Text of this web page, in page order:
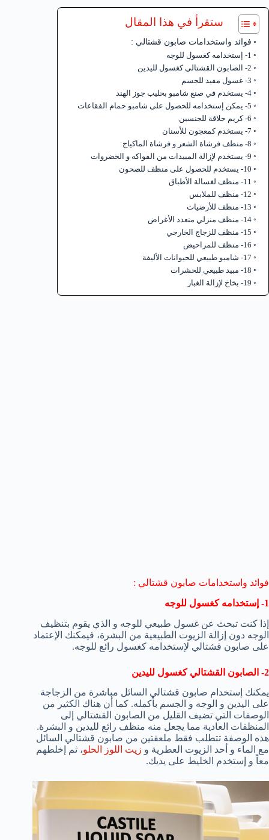
ستقرأ في هذا المقال
فوائد واستخدامات صابون قشتالي :
1- إستخدامه كغسول للوجه
2- الصابون القشتالي كغسول لليدين
3- غسول مفيد للجسم
4- يستخدم في صنع شامبو بحليب جوز الهند
5- يمكن إستخدامه للحصول على شامبو حمام الفقاعات
6- كريم حلاقة للجنسين
7- يستخدم كمعجون للأسنان
8- منظف فرشاة الشعر و فرشاة الماكياج
9- يستخدم لإزالة المبيدات من الفواكه و الخضروات
10- يستخدم للحصول على منظف للصحون
11- منظف لغسالة الأطباق
12- منظف للملابس
13- منظف للأرضيات
14- منظف منزلي متعدد الأغراض
15- منظف للزجاج الخارجي
16- منظف للمراحيض
17- شامبو طبيعي للحيوانات الأليفة
18- مبيد طبيعي للحشرات
19- بخاخ لإزالة الغبار
فوائد واستخدامات صابون قشتالي :
1- إستخدامه كغسول للوجه
إذا كنت تبحث عن غسول طبيعي للوجه و الذي يقوم بتنظيف
الوجه دون إزالة الزيوت الطبيعية من البشرة، فيمكنك الإعتماد
على صابون قشتالي لإستخدامه كغسول رائع للوجه.
2- الصابون القشتالي كغسول لليدين
يمكنك إستخدام صابون قشتالي السائل مباشرة من الزجاجة
على اليدين و الوجه و الجسم بأكمله. كما أن هناك الكثير من
الوصفات التي تضيف القليل من الصابون القشتالي إلى
المنظفات العادية مما يجعل منه منظف رائع لليدين و البشرة.
هذه الوصفة تتطلب فقط ملعقتين من صابون قشتالي السائل
مع الماء و أحد الزيوت العطرية و زيت اللوز الحلو، ثم إخلطهم
معاً و إستخدم الخليط على يديك.